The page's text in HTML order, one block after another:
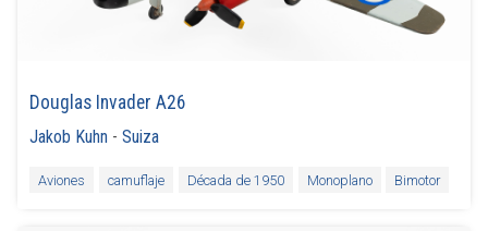
Douglas Invader A26
Jakob Kuhn -Suiza
Aviones camuflaje Década de 1950 Monoplano Bimotor